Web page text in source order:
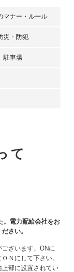
マナー・ルール
災・防犯
駐車場
て
。電力配給会社をお
さい。
ざいます。ONに
Ｎにして下さい。
部に設置されてい